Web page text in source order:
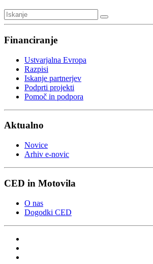
Financiranje
Ustvarjalna Evropa
Razpisi
Iskanje partnerjev
Podprti projekti
Pomoč in podpora
Aktualno
Novice
Arhiv e-novic
CED in Motovila
O nas
Dogodki CED